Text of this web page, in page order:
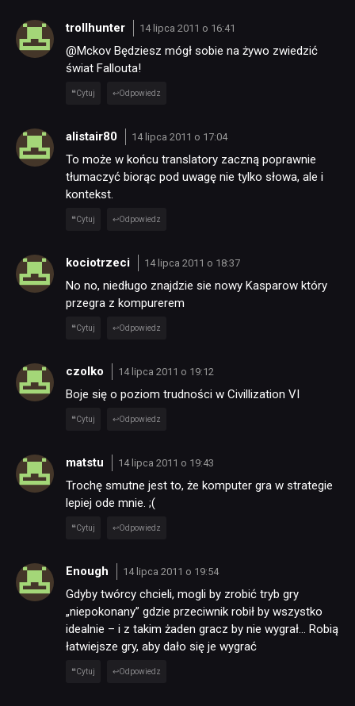
trollhunter 14 lipca 2011 o 16:41
@Mckov Będziesz mógł sobie na żywo zwiedzić
świat Fallouta!
Cytuj Odpowiedz
alistair80 14 lipca 2011 o 17:04
To może w końcu translatory zaczną poprawnie
tłumaczyć biorąc pod uwagę nie tylko słowa, ale i
kontekst.
Cytuj Odpowiedz
kociotrzeci 14 lipca 2011 o 18:37
No no, niedługo znajdzie sie nowy Kasparow który
przegra z kompurerem
Cytuj Odpowiedz
czolko 14 lipca 2011 o 19:12
Boje się o poziom trudności w Civillization VI
Cytuj Odpowiedz
matstu 14 lipca 2011 o 19:43
Trochę smutne jest to, że komputer gra w strategie
lepiej ode mnie. ;(
Cytuj Odpowiedz
Enough 14 lipca 2011 o 19:54
Gdyby twórcy chcieli, mogli by zrobić tryb gry
„niepokonany” gdzie przeciwnik robił by wszystko
idealnie – i z takim żaden gracz by nie wygrał… Robią
łatwiejsze gry, aby dało się je wygrać
Cytuj Odpowiedz